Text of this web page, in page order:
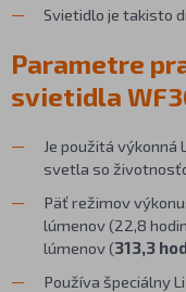
Svietidlo je takisto
Parametre
svietidla
Je použitá výkonná
svetla so
Päť režimov výkonu:
lúmenov (22,8
lúmenov (313,3
Používa špeciálny